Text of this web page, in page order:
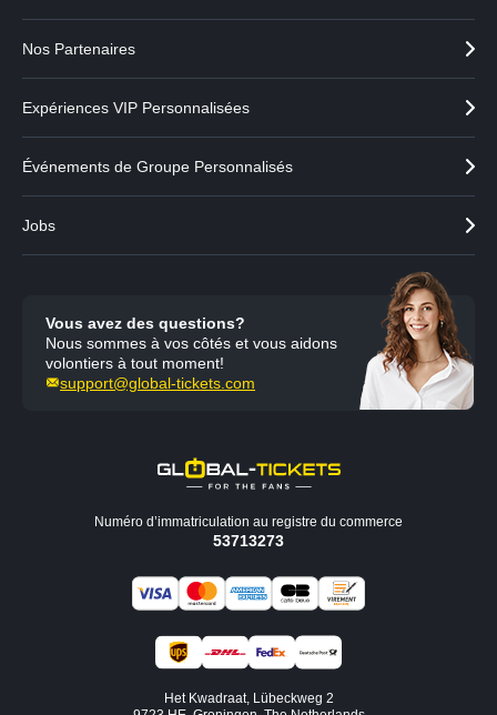
Nos Partenaires
Expériences VIP Personnalisées
Événements de Groupe Personnalisés
Jobs
Vous avez des questions?
Nous sommes à vos côtés et vous aidons
volontiers à tout moment!
support@global-tickets.com
Numéro d’immatriculation au registre du commerce
53713273
Het Kwadraat, Lübeckweg 2